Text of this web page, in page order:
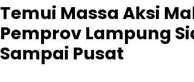
Temui Massa Aksi
Pemprov Lampung
Sampai Pusat